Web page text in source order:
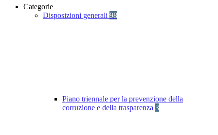
Categorie
Disposizioni generali 98
Piano triennale per la prevenzione della
corruzione e della trasparenza 3